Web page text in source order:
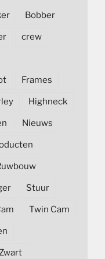
Bobber
crew
Frames
Highneck
Nieuws
Stuur
Twin Cam